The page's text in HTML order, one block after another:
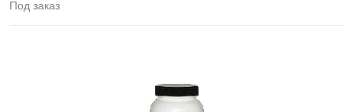
Под заказ